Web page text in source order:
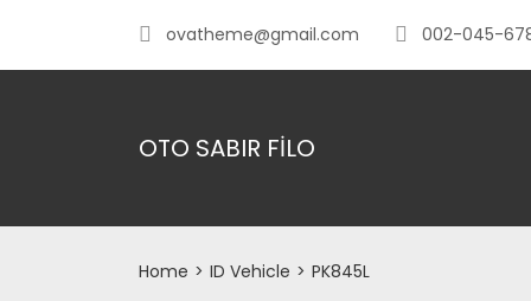
ovatheme@gmail.com 002-045-
OTO SABIR FİLO
Home > ID Vehicle > PK845L